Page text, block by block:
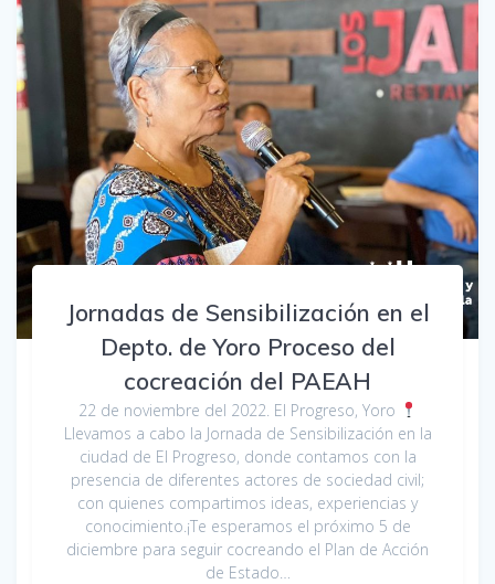
Jornadas de Sensibilización en el
Depto. de Yoro Proceso del
cocreación del PAEAH
22 de noviembre del 2022. El Progreso, Yoro
Llevamos a cabo la Jornada de Sensibilización en la
ciudad de El Progreso, donde contamos con la
presencia de diferentes actores de sociedad civil;
con quienes compartimos ideas, experiencias y
conocimiento.¡Te esperamos el próximo 5 de
diciembre para seguir cocreando el Plan de Acción
de Estado…